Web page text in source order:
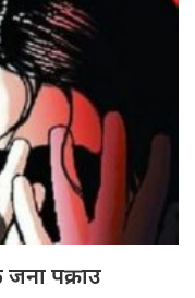
पक्राउ